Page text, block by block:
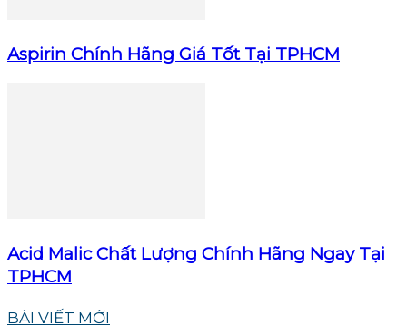
Aspirin Chính Hãng Giá Tốt Tại TPHCM
Acid Malic Chất Lượng Chính Hãng Ngay Tại
TPHCM
BÀI VIẾT MỚI